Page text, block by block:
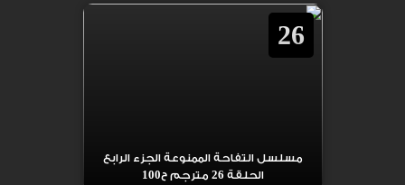
26
مسلسل التفاحة الممنوعة الجزء الرابع
الحلقة 26 مترجم ح100